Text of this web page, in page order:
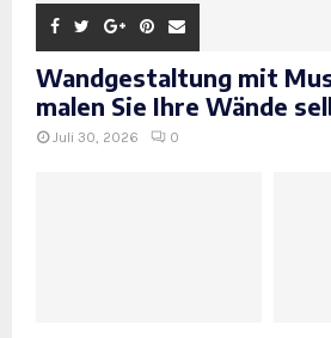
Wandgestaltung mit
malen Sie Ihre Wände
Juli 30, 2026 0